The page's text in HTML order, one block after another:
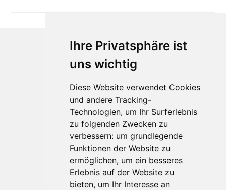
Ihre Privatsphäre ist
uns wichtig
Diese Website verwendet Cookies
und andere Tracking-
Technologien, um Ihr Surferlebnis
zu folgenden Zwecken zu
verbessern: um grundlegende
Funktionen der Website zu
ermöglichen, um ein besseres
Erlebnis auf der Website zu
bieten, um Ihr Interesse an
Für Makler:innen
Über Uns
Vorteile
Kontakt
Software Partner